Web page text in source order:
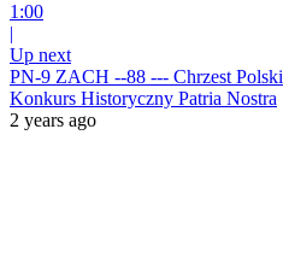
1:00
|
Up next
PN-9 ZACH --88 --- Chrzest Polski
Konkurs Historyczny Patria Nostra
2 years ago